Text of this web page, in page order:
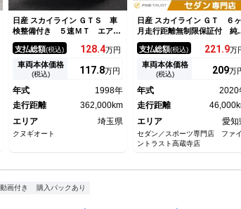
日産 スカイライン ＧＴＳ 車
検整備付き ５速ＭＴ エアコ
ン カロッツェリアＣＤプレイ
ヤー
支払総額(税込) 128.4万円
車両本体価格
(税込) 117.8万円
年式
1998年
走行距離
362,000km
エリア
埼玉県
クヌギオート
日産 スカイライン ＧＴ ６ヶ
月走行距離無制限保証付 純
８インチナビ フルセグＴＶ
全周囲カメラ ＥＴＣ２．
ハーフレザーシート パワーシ
ート レーダークルーズコン
ｌｕｅｔｏｏｔｈ 禁煙車
支払総額(税込) 221.9万
車両本体価格
(税込) 209万
年式
2020
走行距離
エリア
愛知
セダン／スポーツ専門店 ファイ
ントラスト高蔵寺店
動画付き 購入パックあり